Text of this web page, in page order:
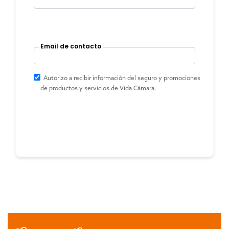
Email de contacto
Autorizo a recibir información del seguro y promociones
de productos y servicios de Vida Cámara.